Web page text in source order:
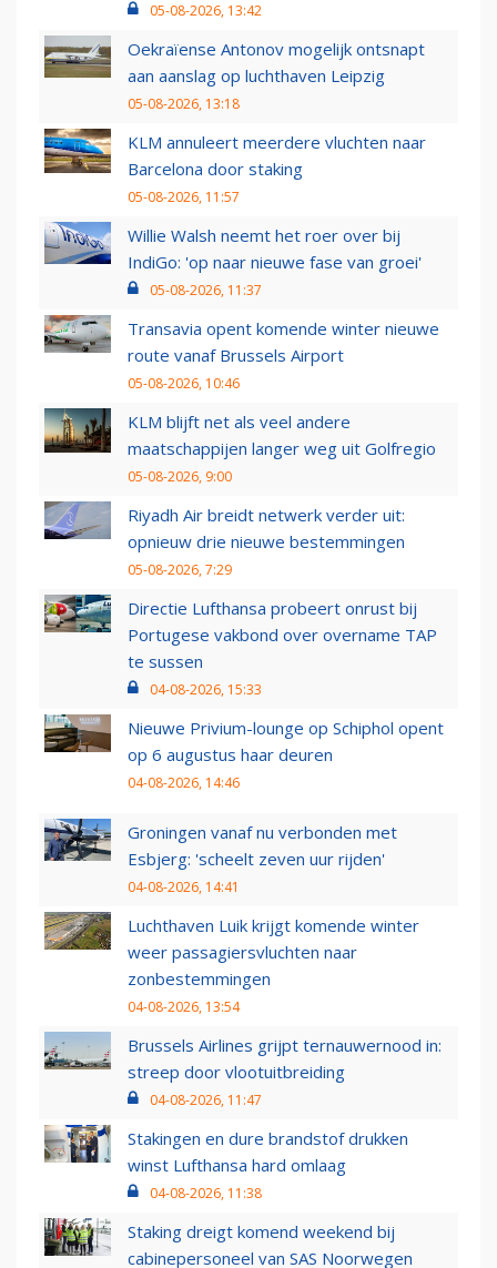
05-08-2026, 13:42
Oekraïense Antonov mogelijk ontsnapt
aan aanslag op luchthaven Leipzig
05-08-2026, 13:18
KLM annuleert meerdere vluchten naar
Barcelona door staking
05-08-2026, 11:57
Willie Walsh neemt het roer over bij
IndiGo: 'op naar nieuwe fase van groei'
05-08-2026, 11:37
Transavia opent komende winter nieuwe
route vanaf Brussels Airport
05-08-2026, 10:46
KLM blijft net als veel andere
maatschappijen langer weg uit Golfregio
05-08-2026, 9:00
Riyadh Air breidt netwerk verder uit:
opnieuw drie nieuwe bestemmingen
05-08-2026, 7:29
Directie Lufthansa probeert onrust bij
Portugese vakbond over overname TAP
te sussen
04-08-2026, 15:33
Nieuwe Privium-lounge op Schiphol opent
op 6 augustus haar deuren
04-08-2026, 14:46
Groningen vanaf nu verbonden met
Esbjerg: 'scheelt zeven uur rijden'
04-08-2026, 14:41
Luchthaven Luik krijgt komende winter
weer passagiersvluchten naar
zonbestemmingen
04-08-2026, 13:54
Brussels Airlines grijpt ternauwernood in:
streep door vlootuitbreiding
04-08-2026, 11:47
Stakingen en dure brandstof drukken
winst Lufthansa hard omlaag
04-08-2026, 11:38
Staking dreigt komend weekend bij
cabinepersoneel van SAS Noorwegen